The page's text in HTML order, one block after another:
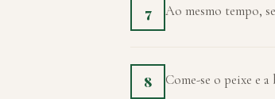
7 Ao mesmo tempo,
8 Come-se o peixe e